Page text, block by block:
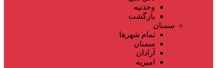
وحدتیه
بازگشت
سمنان
تمام شهر‌ها
سمنان
آرادان
امیریه